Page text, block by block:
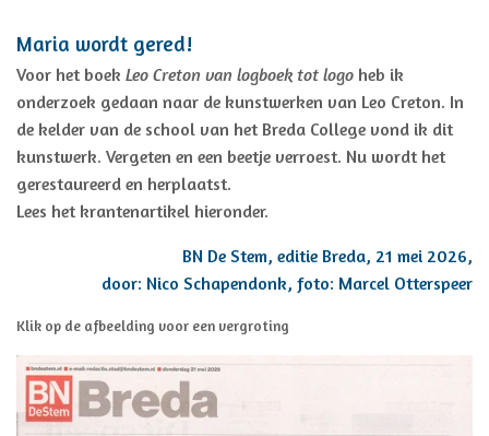
Maria wordt gered!
Voor het boek Leo Creton van logboek tot logo heb ik
onderzoek gedaan naar de kunstwerken van Leo Creton. In
de kelder van de school van het Breda College vond ik dit
kunstwerk. Vergeten en een beetje verroest. Nu wordt het
gerestaureerd en herplaatst.
Lees het krantenartikel hieronder.
BN De Stem, editie Breda, 21 mei 2026,
door: Nico Schapendonk, foto: Marcel Otterspeer
Klik op de afbeelding voor een vergroting